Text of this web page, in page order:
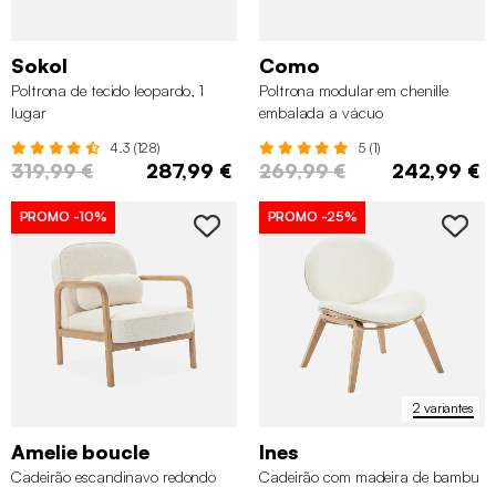
Sokol
Poltrona de tecido leopardo, 1
lugar
4.3 (128)
319,99 € 287,99 €
Como
Poltrona modular em chenille
embalada a vácuo
5 (1)
269,99 € 242,99 €
PROMO -10%
Amelie boucle
Cadeirão escandinavo redondo
2 variantes
PROMO -25%
Ines
Cadeirão com madeira de bambu